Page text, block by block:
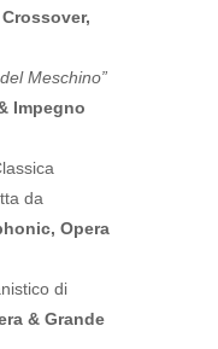
Meschino”
Impegno
da
Opera
di
& Grande